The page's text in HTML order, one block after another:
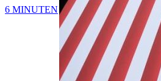
6 MINUTEN